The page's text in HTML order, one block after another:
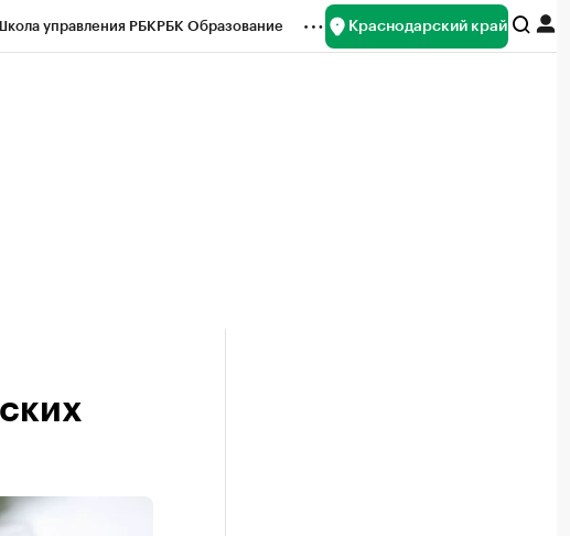
управления РБКРБК Образование Краснодарский край